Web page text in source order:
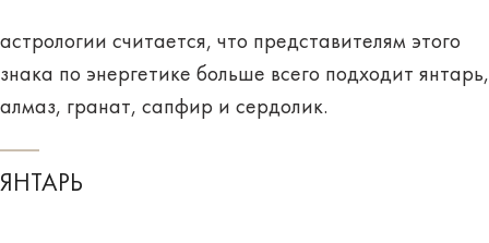
астрологии считается, что представителям этого
знака по энергетике больше всего подходит янтарь,
алмаз, гранат, сапфир и сердолик.
ЯНТАРЬ